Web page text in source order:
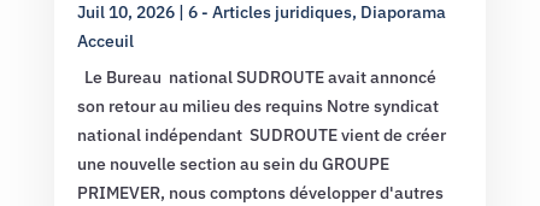
Juil 10, 2026| 6 - Articles juridiques, Diaporama
Acceuil
Le Bureau national SUDROUTE avait annoncé
son retour au milieu des requins Notre syndicat
national indépendant SUDROUTE vient de créer
une nouvelle section au sein du GROUPE
PRIMEVER, nous comptons développer d'autres